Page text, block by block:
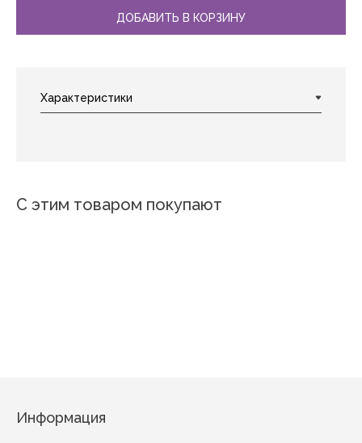
ДОБАВИТЬ В КОРЗИНУ
С этим товаром покупают
Информация